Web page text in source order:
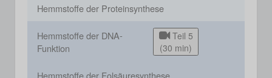
Hemmstoffe der Proteinsynthese
Hemmstoffe der DNA-
Funktion
Teil 5
(30 min)
Hemmstoffe der Folsäuresynthese